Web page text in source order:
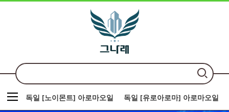
독일 [노이몬트] 아로마오일 독일 [유로아로마] 아로마오일